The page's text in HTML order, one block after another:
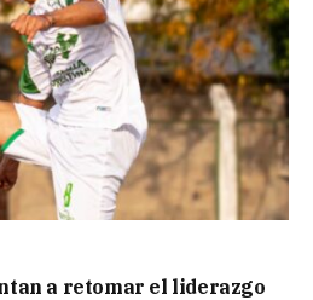
a retomar el liderazgo